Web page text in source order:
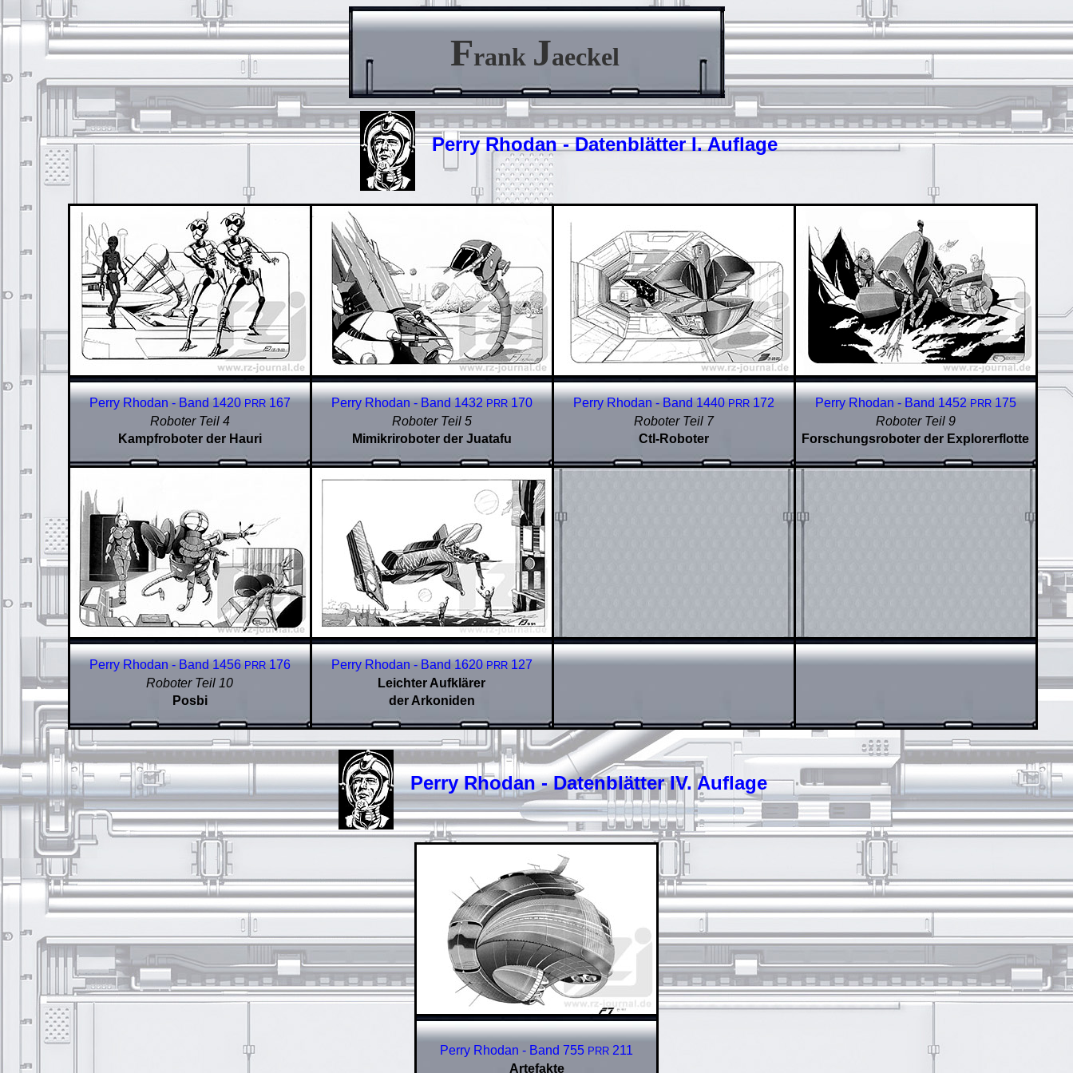
Frank Jaeckel
Perry Rhodan - Datenblätter I. Auflage
Perry Rhodan - Band 1420PRR167
Roboter Teil 4
Kampfroboter der Hauri
Perry Rhodan - Band 1432PRR170
Roboter Teil 5
Mimikriroboter der Juatafu
Perry Rhodan - Band 1440PRR172
Roboter Teil 7
Ctl-Roboter
Perry Rhodan - Band 1452PRR175
Roboter Teil 9
Forschungsroboter der Explorerflotte
Perry Rhodan - Band 1456PRR176
Roboter Teil 10
Posbi
Perry Rhodan - Band 1620PRR127
Leichter Aufklärer
der Arkoniden
Perry Rhodan - Datenblätter IV. Auflage
Perry Rhodan - Band 755 PRR 211
Artefakte